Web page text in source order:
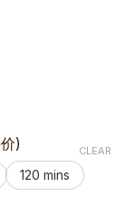
)
120 mins
CLEAR